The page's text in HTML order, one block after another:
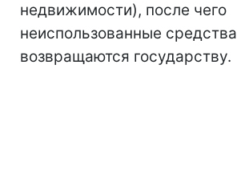
недвижимости), после чего
неиспользованные средства
возвращаются государству.